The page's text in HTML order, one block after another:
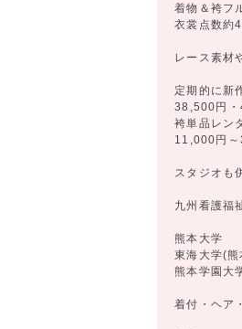
着物＆袴フ
衣裳点数約
レース素材
定期的に新
38,500円
袴単品レン
11,000円
スタジオも
九州看護福
熊本
東海大学
熊本学園
着付・ヘア